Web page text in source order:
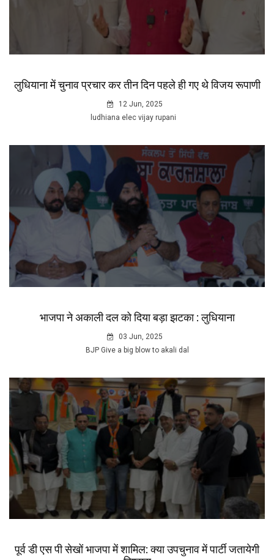
लुधियाना में चुनाव प्रचार कर तीन दिन पहले ही गए थे विजय रूपाणी
12 Jun, 2025
ludhiana elec vijay rupani
भाजपा ने अकाली दल को दिया बड़ा झटका : लुधियाना
03 Jun, 2025
BJP Give a big blow to akali dal
पूर्व डी एस पी सेखों भाजपा में शामिल: क्या उपचुनाव में पार्टी जतायेगी